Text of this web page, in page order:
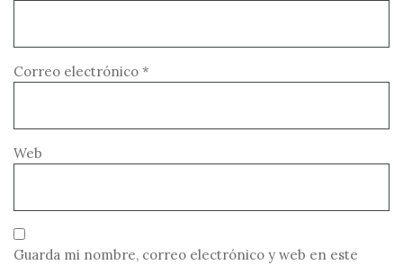
Correo electrónico *
Web
Guarda mi nombre, correo electrónico y web en este